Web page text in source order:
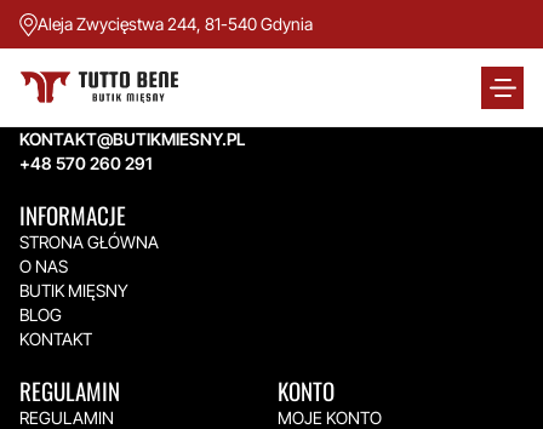
Aleja Zwycięstwa 244, 81-540 Gdynia
TUTTO BENE BUTIK MIĘSNY
Aleja Zwycięstwa 244,
KONTAKT@BUTIKMIESNY.PL
+48 570 260 291
INFORMACJE
STRONA GŁÓWNA
O NAS
BUTIK MIĘSNY
BLOG
KONTAKT
REGULAMIN
REGULAMIN
KONTO
MOJE KONTO